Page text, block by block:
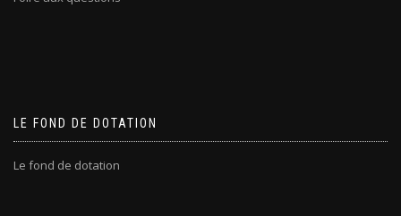
LE FOND DE DOTATION
Le fond de dotation